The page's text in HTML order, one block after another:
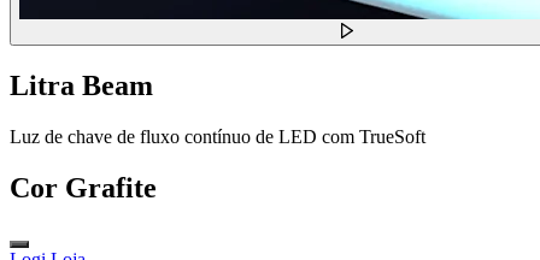
Litra Beam
Luz de chave de fluxo contínuo de LED com TrueSoft
Cor Grafite